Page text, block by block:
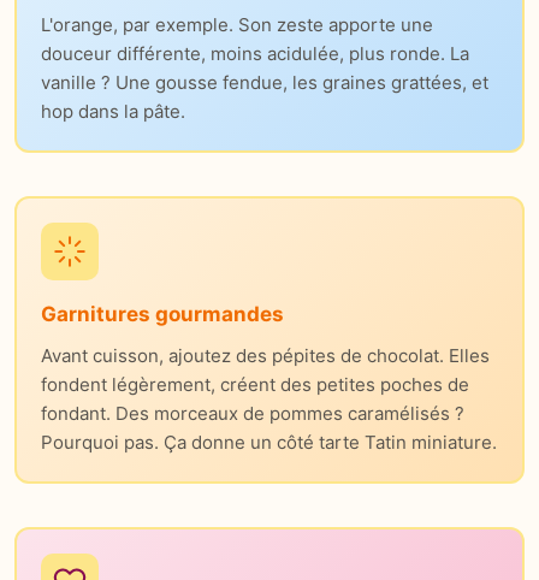
L'orange, par exemple. Son zeste apporte une
douceur différente, moins acidulée, plus ronde. La
vanille ? Une gousse fendue, les graines grattées, et
hop dans la pâte.
Garnitures gourmandes
Avant cuisson, ajoutez des pépites de chocolat. Elles
fondent légèrement, créent des petites poches de
fondant. Des morceaux de pommes caramélisés ?
Pourquoi pas. Ça donne un côté tarte Tatin miniature.